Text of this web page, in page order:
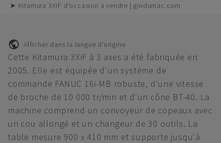
➤ Kitamura 3XiF d'occasion à vendre | gindumac.com
Afficher dans la langue d'origine
Cette Kitamura 3XiF à 3 axes a été fabriquée en
2005. Elle est équipée d'un système de
commande FANUC 16i-MB robuste, d'une vitesse
de broche de 10 000 tr/min et d'un cône BT-40. La
machine comprend un convoyeur de copeaux avec
un cou allongé et un changeur de 30 outils. La
table mesure 900 x 410 mm et supporte jusqu'à